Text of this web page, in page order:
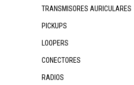
TRANSMISORES AURICULARES
PICKUPS
LOOPERS
CONECTORES
RADIOS
$5.283.915